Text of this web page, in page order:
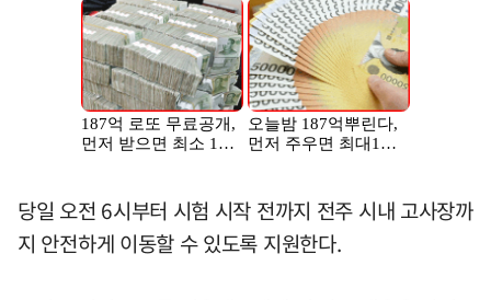
당일 오전 6시부터 시험 시작 전까지 전주 시내 고사장까
지 안전하게 이동할 수 있도록 지원한다.